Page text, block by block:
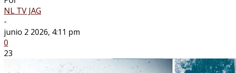
NL TV JAG
-
junio 2 2026, 4:11 pm
0
23